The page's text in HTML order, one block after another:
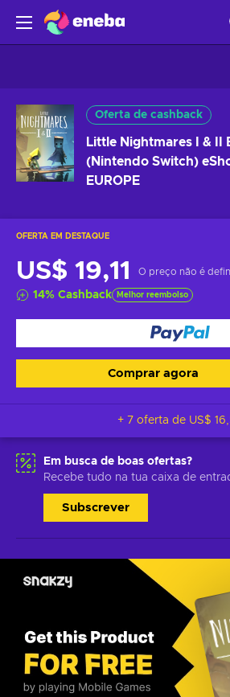
Oferta de cashback
Little Nightmares I & II
(Nintendo Switch)
EUROPE
OFERTA EM DESTAQUE
US$ 19,11 O preço não é
14% Cashback Melhor reembolso
Comprar agora
+ 7 oferta de US$
Em busca de boas ofertas?
Recebe tudo na tua caixa de
Subscrever